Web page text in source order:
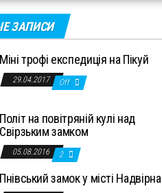
ЗАПИСИ
Міні трофі експедиція на Пікуй
29.04.2017 Off
Політ на повітряній кулі над
Свірзьким замком
05.08.2016 2
Пнівський замок у місті Надвірна